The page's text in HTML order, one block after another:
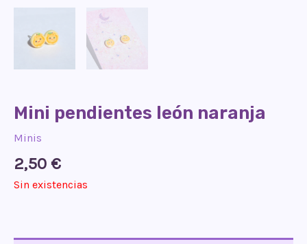
Mini pendientes león naranja
Minis
2,50 €
Sin existencias